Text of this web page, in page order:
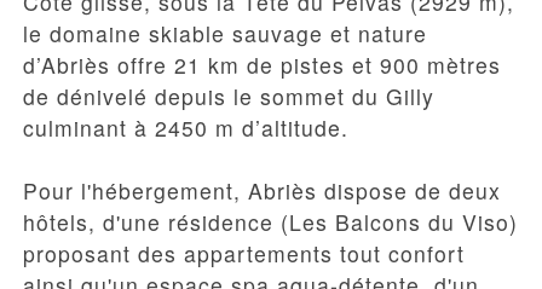
le domaine skiable sauvage et nature
d’Abriès offre 21 km de pistes et 900 mètres
de dénivelé depuis le sommet du Gilly
culminant à 2450 m d’altitude.
Pour l'hébergement, Abriès dispose de deux
hôtels, d'une résidence (Les Balcons du Viso)
proposant des appartements tout confort